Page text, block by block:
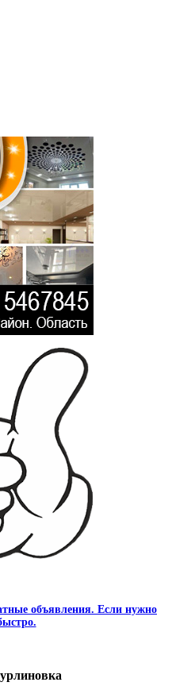
объявления. Если нужно